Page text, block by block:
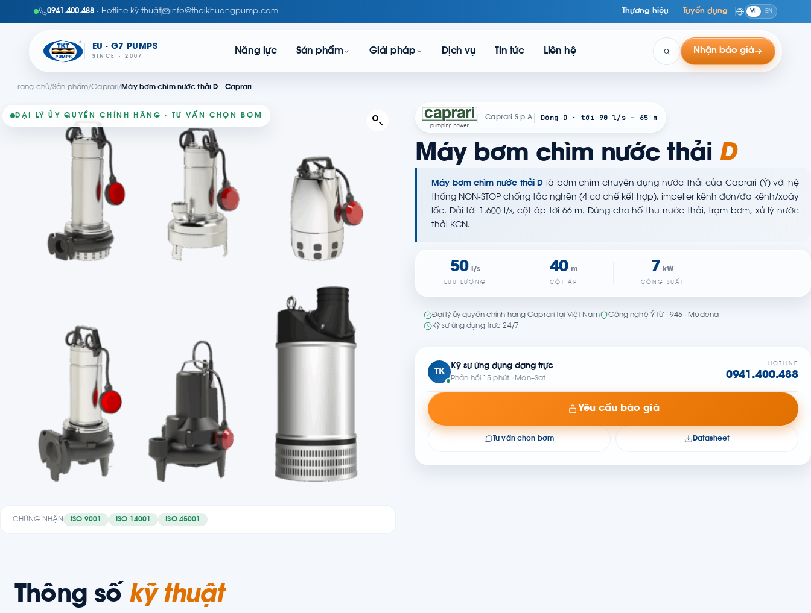
0941.400.488 · Hotline kỹ thuật info@thaikhuongpump.com Thương hiệu Tuyển dụng VI EN
EU · G7 PUMPS
SINCE · 2007
Năng lực Sản phẩm Giải pháp Dịch vụ Tin tức Liên hệ Nhận báo giá
Trang chủ/Sản phẩm/Caprari/Máy bơm chìm nước thải D - Caprari
ĐẠI LÝ ỦY QUYỀN CHÍNH HÃNG · TƯ VẤN CHỌN BƠM
CHỨNG NHẬN ISO 9001 ISO 14001 ISO 45001
Caprari S.p.A. Dòng D · tới 90 l/s – 65 m
Máy bơm chìm nước thải D
Máy bơm chìm nước thải D là bơm chìm chuyên dụng nước thải của Caprari (Ý) với hệ
thống NON-STOP chống tắc nghẽn (4 cơ chế kết hợp), impeller kênh đơn/đa kênh/xoáy
lốc. Dải tới 1.600 l/s, cột áp tới 66 m. Dùng cho hố thu nước thải, trạm bơm, xử lý nước
thải KCN.
50 l/s
LƯU LƯỢNG
40 m
CỘT ÁP
7 kW
CÔNG SUẤT
Đại lý ủy quyền chính hãng Caprari tại Việt Nam
Công nghệ Ý từ 1945 · Modena
Kỹ sư ứng dụng trực 24/7
TK
Kỹ sư ứng dụng đang trực
Phản hồi 15 phút · Mon–Sat
HOTLINE
0941.400.488
Yêu cầu báo giá
Tư vấn chọn bơm Datasheet
Thông số kỹ thuật